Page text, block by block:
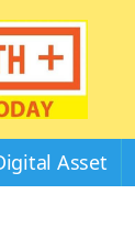
Asset